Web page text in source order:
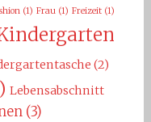
(1) Frau(1) Freizeit(1)
(2)
Lebensabschnitt
(3)